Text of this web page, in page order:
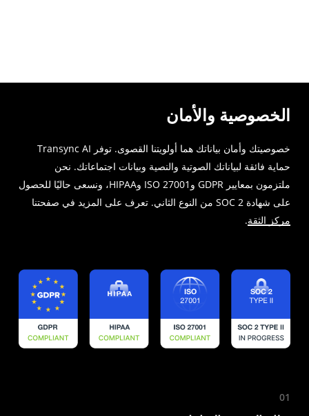
الخصوصية والأمان
خصوصيتك وأمان بياناتك هما أولويتنا القصوى. توفر Transync AI
حماية فائقة لبياناتك الصوتية والنصية وبيانات اجتماعاتك. نحن
ملتزمون بمعايير GDPR وISO 27001 وHIPAA، ونسعى حاليًا للحصول
على شهادة SOC 2 من النوع الثاني. تعرف على المزيد في صفحتنا
مركز الثقة.
01